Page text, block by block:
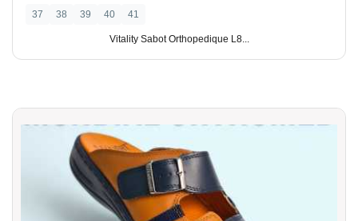
37
38 39 40 41
Vitality Sabot Orthopedique L8...